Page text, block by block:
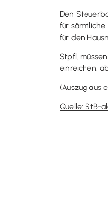
Den
für sämtliche
für den
Stpfl.
einreichen,
(Auszug aus
Quelle: StB-